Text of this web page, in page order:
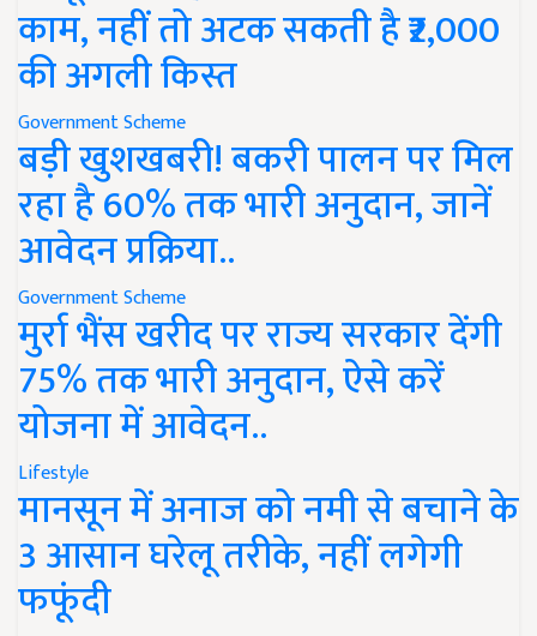
काम, नहीं तो अटक सकती है ₹2,000
की अगली किस्त
Government Scheme
बड़ी खुशखबरी! बकरी पालन पर मिल
रहा है 60% तक भारी अनुदान, जानें
आवेदन प्रक्रिया..
Government Scheme
मुर्रा भैंस खरीद पर राज्य सरकार देंगी
75% तक भारी अनुदान, ऐसे करें
योजना में आवेदन..
Lifestyle
मानसून में अनाज को नमी से बचाने के
3 आसान घरेलू तरीके, नहीं लगेगी
फफूंदी